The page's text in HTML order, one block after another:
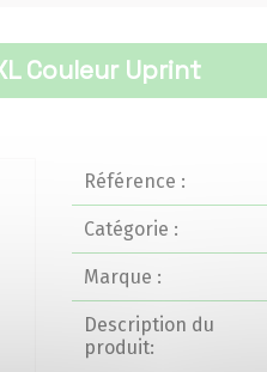
Couleur Uprint
Référence :
Catégorie :
Marque :
Description du
produit: